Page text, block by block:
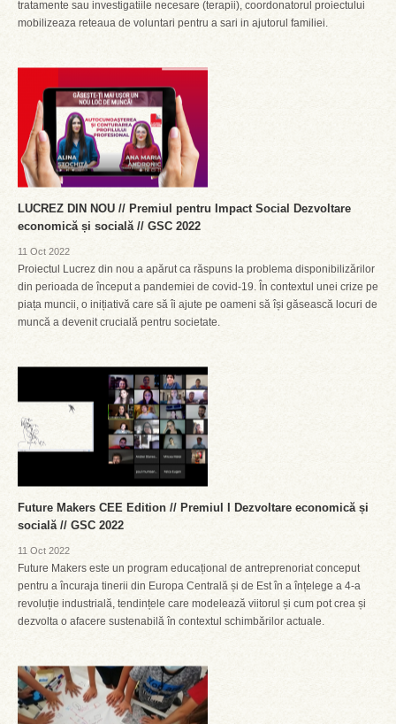
tratamente sau investigatiile necesare (terapii), coordonatorul proiectului
mobilizeaza reteaua de voluntari pentru a sari in ajutorul familiei.
LUCREZ DIN NOU // Premiul pentru Impact Social Dezvoltare
economică și socială // GSC 2022
11 Oct 2022
Proiectul Lucrez din nou a apărut ca răspuns la problema disponibilizărilor
din perioada de început a pandemiei de covid-19. În contextul unei crize pe
piața muncii, o inițiativă care să îi ajute pe oameni să își găsească locuri de
muncă a devenit crucială pentru societate.
Future Makers CEE Edition // Premiul I Dezvoltare economică și
socială // GSC 2022
11 Oct 2022
Future Makers este un program educațional de antreprenoriat conceput
pentru a încuraja tinerii din Europa Centrală și de Est în a înțelege a 4-a
revoluție industrială, tendințele care modelează viitorul și cum pot crea și
dezvolta o afacere sustenabilă în contextul schimbărilor actuale.